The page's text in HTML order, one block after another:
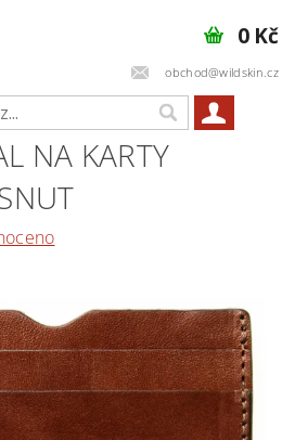
obchod@wildskin.cz
0 Kč
NA KARTY